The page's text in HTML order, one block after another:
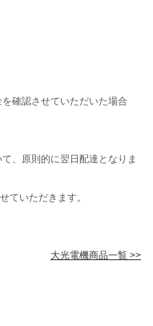
確認させていただいた場合
、原則的に翌日配達となりま
ていただきます。
大光電機商品一覧 >>